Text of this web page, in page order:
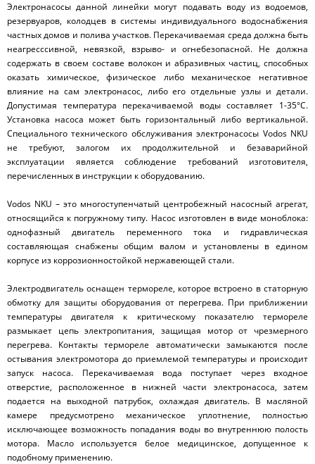
Электронасосы данной линейки могут подавать воду из водоемов,
резервуаров, колодцев в системы индивидуального водоснабжения
частных домов и полива участков. Перекачиваемая среда должна быть
неагресссивной, невязкой, взрыво- и огнебезопасной. Не должна
содержать в своем составе волокон и абразивных частиц, способных
оказать химическое, физическое либо механическое негативное
влияние на сам электронасос, либо его отдельные узлы и детали.
Допустимая температура перекачиваемой воды составляет 1-35°С.
Установка насоса может быть горизонтальный либо вертикальной.
Специального технического обслуживания электронасосы Vodos NKU
не требуют, залогом их продолжительной и безаварийной
эксплуатации является соблюдение требований изготовителя,
перечисленных в инструкции к оборудованию.
Vodos NKU – это многоступенчатый центробежный насосный агрегат,
относящийся к погружному типу. Насос изготовлен в виде моноблока:
однофазный двигатель переменного тока и гидравлическая
составляющая снабжены общим валом и установлены в едином
корпусе из коррозионностойкой нержавеющей стали.
Электродвигатель оснащен термореле, которое встроено в статорную
обмотку для защиты оборудования от перегрева. При приближении
температуры двигателя к критическому показателю термореле
размыкает цепь электропитания, защищая мотор от чрезмерного
перегрева. Контакты термореле автоматически замыкаются после
остывания электромотора до приемлемой температуры и происходит
запуск насоса. Перекачиваемая вода поступает через входное
отверстие, расположенное в нижней части электронасоса, затем
подается на выходной патрубок, охлаждая двигатель. В масляной
камере предусмотрено механическое уплотнение, полностью
исключающее возможность попадания воды во внутреннюю полость
мотора. Масло используется белое медицинское, допущенное к
подобному применению.